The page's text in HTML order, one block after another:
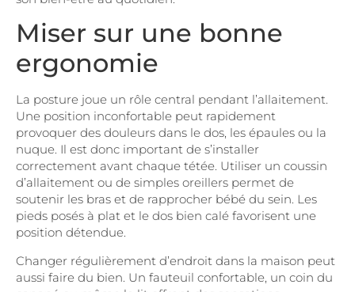
Miser sur une bonne
ergonomie
La posture joue un rôle central pendant l’allaitement.
Une position inconfortable peut rapidement
provoquer des douleurs dans le dos, les épaules ou la
nuque. Il est donc important de s’installer
correctement avant chaque tétée. Utiliser un coussin
d’allaitement ou de simples oreillers permet de
soutenir les bras et de rapprocher bébé du sein. Les
pieds posés à plat et le dos bien calé favorisent une
position détendue.
Changer régulièrement d’endroit dans la maison peut
aussi faire du bien. Un fauteuil confortable, un coin du